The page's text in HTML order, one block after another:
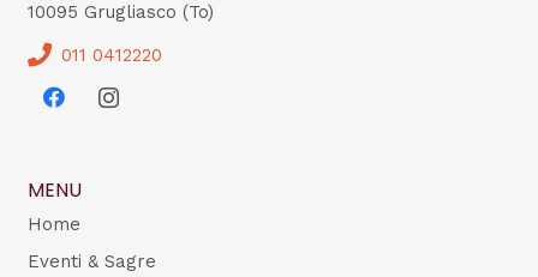
10095 Grugliasco (To)
011 0412220
MENU
Home
Eventi & Sagre